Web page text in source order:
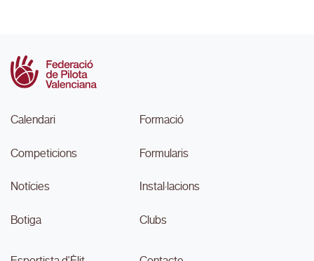
Calendari
Competicions
Notícies
Botiga
Formació
Formularis
Instal·lacions
Clubs